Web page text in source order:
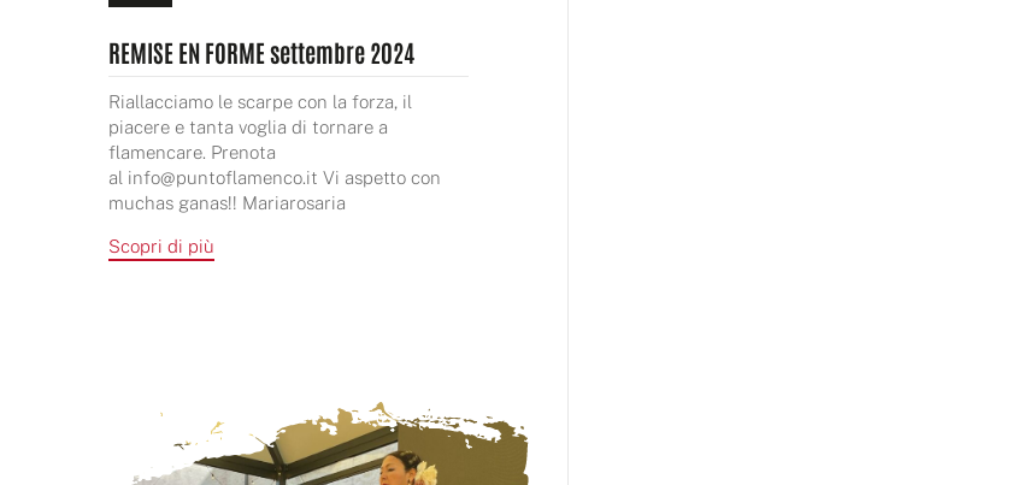
REMISE EN FORME settembre 2024
Riallacciamo le scarpe con la forza, il
piacere e tanta voglia di tornare a
flamencare. Prenota
al info@puntoflamenco.it Vi aspetto con
muchas ganas!! Mariarosaria
Scopri di più